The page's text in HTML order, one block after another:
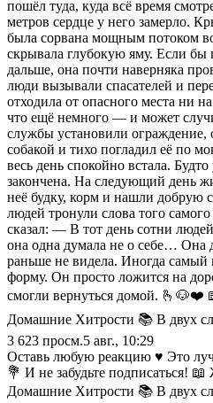
пошёл туда, куда всё время
метров сердце у него замерло.
была сорвана мощным потоком
скрывала глубокую яму. Если бы
дальше, она почти наверняка
люди вызывали спасателей и
отходила от опасного места ни
что ещё немного — и может
службы установили ограждение,
собакой и тихо погладил её по
весь день спокойно встала. Будто
закончена. На следующий день
неё будку, корм и нашли добрую
людей тронули слова того
сказал: — В тот день сотни
она одна думала не о себе… Она
раньше не видела. Иногда самый
форму. Он просто ложится на
смогли вернуться домой. 🫰🐶❤️
Домашние Хитрости 📚 В двух
3 623 просм.5 авг., 10:29
Оставь любую реакцию ♥️ Это
💐 И не забудьте подписаться!
Домашние Хитрости 📚 В двух